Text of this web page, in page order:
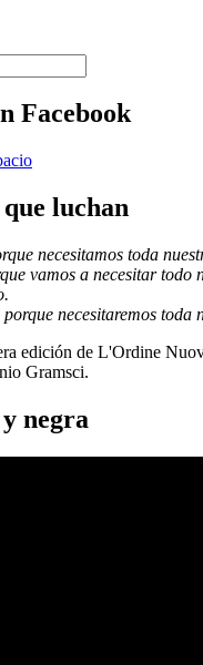
Facebook
luchan
necesitamos toda
vamos a necesitar todo
necesitaremos toda
edición de L'Ordine
Gramsci.
negra